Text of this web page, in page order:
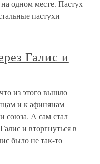
на одном месте. Пастух
пастухи
Галис и
из этого вышло
и к афинянам
союза. А сам стал
и вторгнуться в
было не так-то